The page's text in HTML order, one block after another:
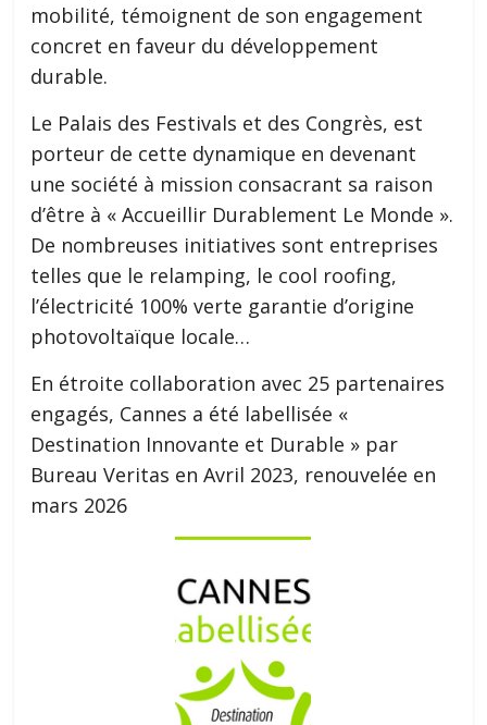
mobilité, témoignent de son engagement
concret en faveur du développement
durable.
Le Palais des Festivals et des Congrès, est
porteur de cette dynamique en devenant
une société à mission consacrant sa raison
d’être à « Accueillir Durablement Le Monde ».
De nombreuses initiatives sont entreprises
telles que le relamping, le cool roofing,
l’électricité 100% verte garantie d’origine
photovoltaïque locale…
En étroite collaboration avec 25 partenaires
engagés, Cannes a été labellisée «
Destination Innovante et Durable » par
Bureau Veritas en Avril 2023, renouvelée en
mars 2026